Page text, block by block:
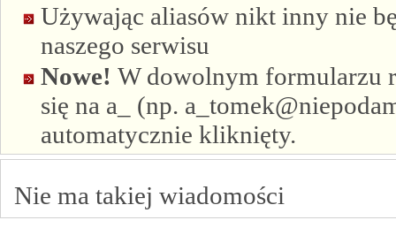
Używając aliasów nikt inny nie
naszego serwisu
Nowe! W dowolnym formularzu
się na a_ (np.
automatycznie kliknięty.
Nie ma takiej wiadomości